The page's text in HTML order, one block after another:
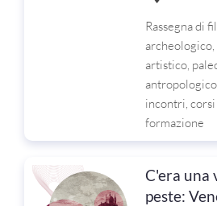
Rassegna di
artistico,
incontri, corsi
formazione
C'era una
peste: